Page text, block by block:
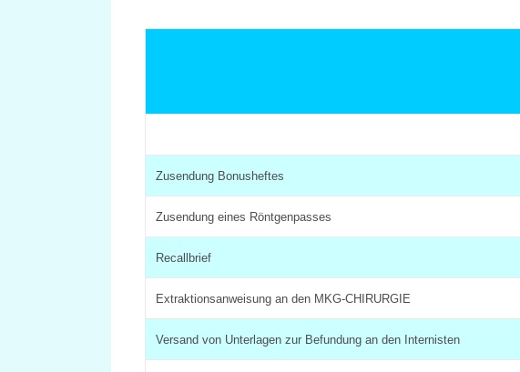
Zusendung Bonusheftes
Zusendung eines Röntgenpasses
Recallbrief
Extraktionsanweisung an den MKG-CHIRURGIE
Versand von Unterlagen zur Befundung an den Internisten